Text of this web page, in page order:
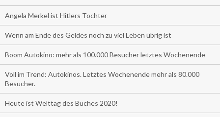
Angela Merkel ist Hitlers Tochter
Wenn am Ende des Geldes noch zu viel Leben übrig ist
Boom Autokino: mehr als 100.000 Besucher letztes Wochenende
Voll im Trend: Autokinos. Letztes Wochenende mehr als 80.000
Besucher.
Heute ist Welttag des Buches 2020!